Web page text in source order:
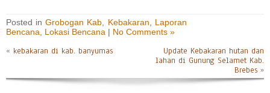
Posted inGrobogan Kab Kebakaran
Laporan
Bencana
Lokasi Bencana | No Comments »
« kebakaran di kab. banyumas
Update Kebakaran hutan dan
lahan di Gunung Selamet Kab.
Brebes »